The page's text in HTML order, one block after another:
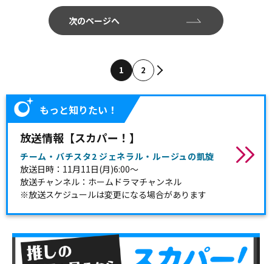
次のページへ
1 2
もっと知りたい！
放送情報【スカパー！】
チーム・バチスタ2 ジェネラル・ルージュの凱旋
放送日時：11月11日(月)6:00～
放送チャンネル：ホームドラマチャンネル
※放送スケジュールは変更になる場合があります